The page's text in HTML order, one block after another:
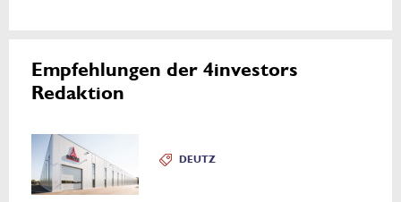
Empfehlungen der 4investors
Redaktion
DEUTZ